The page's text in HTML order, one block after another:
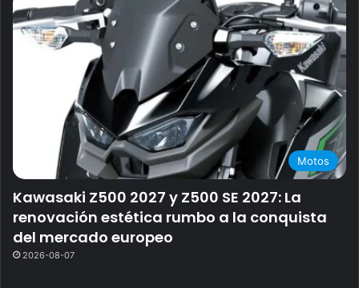
Motos
Kawasaki Z500 2027 y Z500 SE 2027: La
renovación estética rumbo a la conquista
del mercado europeo
2026-08-07